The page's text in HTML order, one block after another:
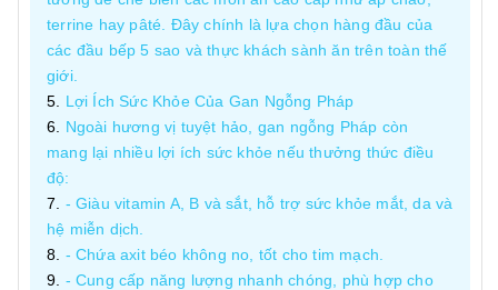
terrine hay pâté. Đây chính là lựa chọn hàng đầu của
các đầu bếp 5 sao và thực khách sành ăn trên toàn thế
giới.
Lợi Ích Sức Khỏe Của Gan Ngỗng Pháp
Ngoài hương vị tuyệt hảo, gan ngỗng Pháp còn
mang lại nhiều lợi ích sức khỏe nếu thưởng thức điều
độ:
- Giàu vitamin A, B và sắt, hỗ trợ sức khỏe mắt, da và
hệ miễn dịch.
- Chứa axit béo không no, tốt cho tim mạch.
- Cung cấp năng lượng nhanh chóng, phù hợp cho